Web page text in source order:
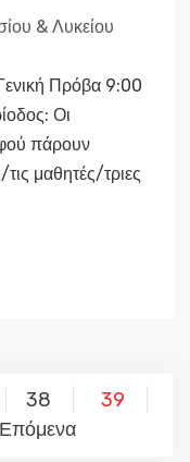
& Λυκείου
Πρόβα 9:00
Οι
πάρουν
μαθητές/τριες
38
39
Επόμενα